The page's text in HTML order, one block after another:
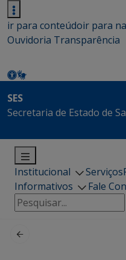
ir para conteúdoir para
Ouvidoria Transparência
SES
Secretaria de Estado de
Institucional Serviços
Informativos
Fale
Pesquisar
por: